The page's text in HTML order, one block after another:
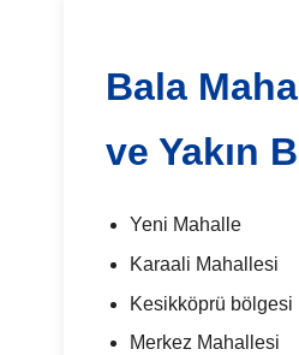
Bala
ve Yakın
Yeni Mahalle
Karaali Mahallesi
Kesikköprü bölgesi
Merkez Mahallesi